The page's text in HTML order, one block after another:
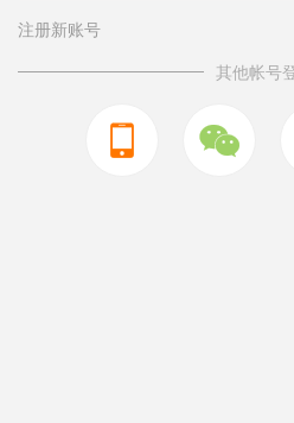
注册新账号
其他帐号
 